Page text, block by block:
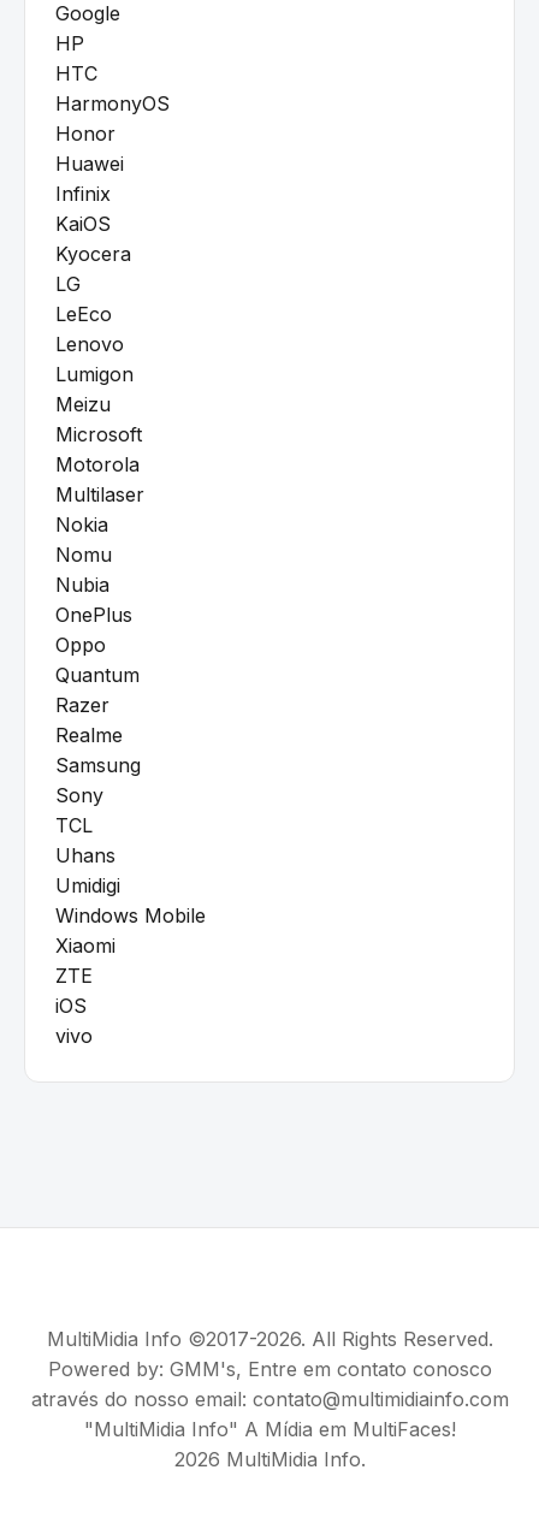
Google
HP
HTC
HarmonyOS
Honor
Huawei
Infinix
KaiOS
Kyocera
LG
LeEco
Lenovo
Lumigon
Meizu
Microsoft
Motorola
Multilaser
Nokia
Nomu
Nubia
OnePlus
Oppo
Quantum
Razer
Realme
Samsung
Sony
TCL
Uhans
Umidigi
Windows Mobile
Xiaomi
ZTE
iOS
vivo
MultiMidia Info ©2017-2026. All Rights Reserved.
Powered by: GMM's, Entre em contato conosco
através do nosso email: contato@multimidiainfo.com
"MultiMidia Info" A Mídia em MultiFaces!
2026 MultiMidia Info.